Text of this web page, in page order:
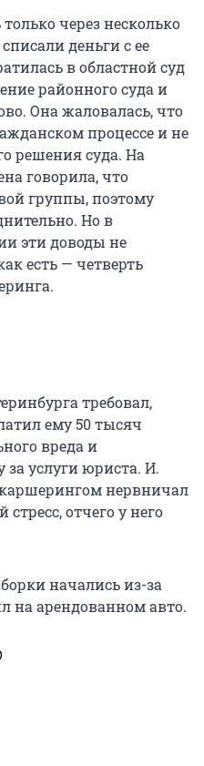
через несколько
деньги с ее
в областной суд
районного суда и
Она жаловалась, что
процессе и не
решения суда. На
говорила, что
группы, поэтому
Но в
эти доводы не
есть — четверть
требовал,
ему 50 тысяч
вреда и
услуги юриста. И.
каршерингом нервничал
отчего у него
начались из-за
на арендованном авто.